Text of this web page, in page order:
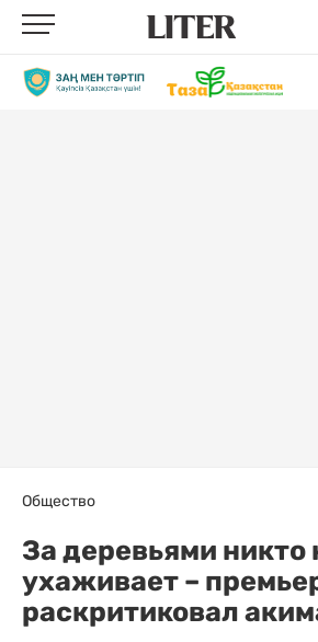
Общество
За деревьями никто
ухаживает –
раскритиковал